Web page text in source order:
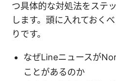
つ具体的な対処法をステ
します。頭に入れておく
りです。
なぜLineニュースが
ことがあるのか